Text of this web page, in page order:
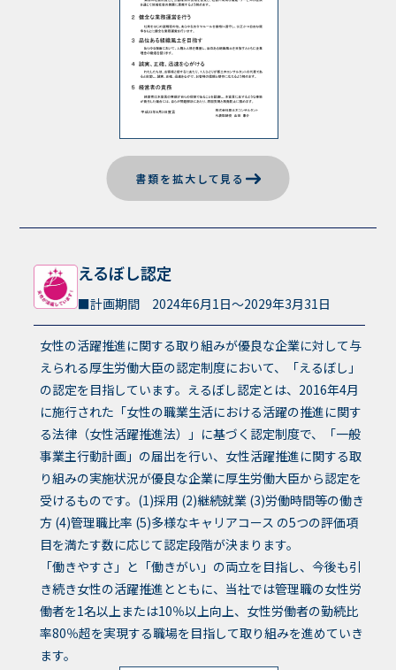
書類を拡大して見る
えるぼし認定
計画期間 2024年6月1日〜2029年3月31日
女性の活躍推進に関する取り組みが優良な企業に対して与
えられる厚生労働大臣の認定制度において、「えるぼし」
の認定を目指しています。えるぼし認定とは、2016年4月
に施行された「女性の職業生活における活躍の推進に関す
る法律（女性活躍推進法）」に基づく認定制度で、「一般
事業主行動計画」の届出を行い、女性活躍推進に関する取
り組みの実施状況が優良な企業に厚生労働大臣から認定を
受けるものです。(1)採用 (2)継続就業 (3)労働時間等の働き
方 (4)管理職比率 (5)多様なキャリアコース の5つの評価項
目を満たす数に応じて認定段階が決まります。
「働きやすさ」と「働きがい」の両立を目指し、今後も引
き続き女性の活躍推進とともに、当社では管理職の女性労
働者を1名以上または10％以上向上、女性労働者の勤続比
率80％超を実現する職場を目指して取り組みを進めていき
ます。